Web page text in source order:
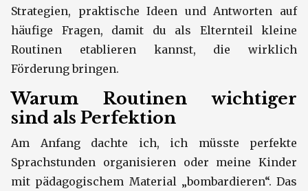
Strategien, praktische Ideen und Antworten auf
häufige Fragen, damit du als Elternteil kleine
Routinen etablieren kannst, die wirklich
Förderung bringen.
Warum Routinen wichtiger
sind als Perfektion
Am Anfang dachte ich, ich müsste perfekte
Sprachstunden organisieren oder meine Kinder
mit pädagogischem Material „bombardieren“. Das